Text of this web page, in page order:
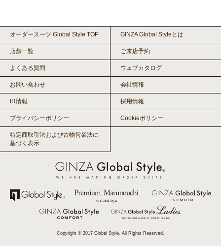
オーダースーツ Global Style TOP GINZA Global Styleとは
店舗一覧 ご来店予約
よくある質問 ウェブカタログ
お問い合わせ 会社情報
IR情報 採用情報
プライバシーポリシー Cookieポリシー
特定商取引法および古物営業法に
基づく表示
Copyright © 2017 Global Style. All Rights Reserved.